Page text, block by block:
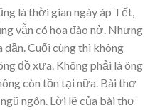
là thời gian ngày áp Tết,
vẫn có hoa đào nở. Nhưng
dần. Cuối cùng thì không
đồ xưa. Không phải là ông
còn tồn tại nữa. Bài thơ
ngôn. Lời lẽ của bài thơ